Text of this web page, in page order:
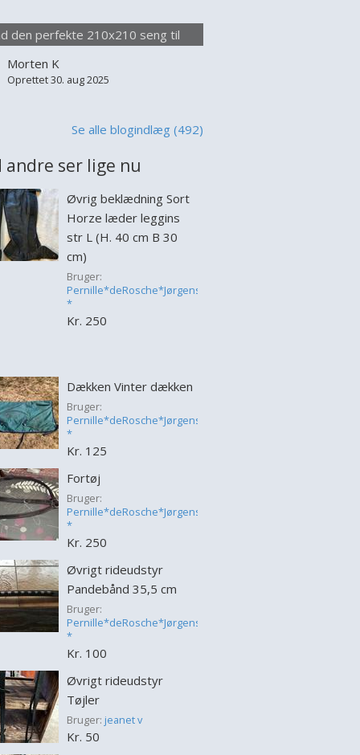
at sove uden at forstyrre hinanden,
dem der blot værdsætter
i deres soveplads. Når man
at købe en 210x210 s...
den perfekte 210x210 seng til
Morten K
Oprettet 30. aug 2025
Se alle blogindlæg (492)
andre ser lige nu
Øvrig beklædning Sort
Horze læder leggins
str L (H. 40 cm B 30
cm)
Bruger:
Pernille*deRosche*Jørgensen
*
Kr. 250
Dækken Vinter dækken
Bruger:
Pernille*deRosche*Jørgensen
*
Kr. 125
Fortøj
Bruger:
Pernille*deRosche*Jørgensen
*
Kr. 250
Øvrigt rideudstyr
Pandebånd 35,5 cm
Bruger:
Pernille*deRosche*Jørgensen
*
Kr. 100
Øvrigt rideudstyr
Tøjler
Bruger: jeanet v
Kr. 50